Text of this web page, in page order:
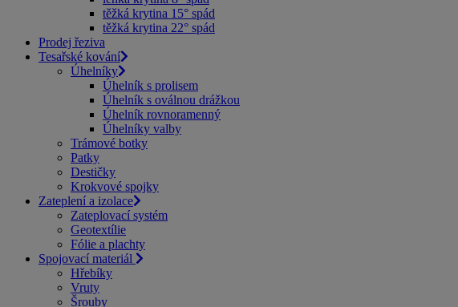
těžká krytina 15° spád
těžká krytina 22° spád
Prodej řeziva
Tesařské kování
Úhelníky
Úhelník s prolisem
Úhelník s oválnou drážkou
Úhelník rovnoramenný
Úhelníky valby
Trámové botky
Patky
Destičky
Krokvové spojky
Zateplení a izolace
Zateplovací systém
Geotextílie
Fólie a plachty
Spojovací materiál
Hřebíky
Vruty
Šrouby